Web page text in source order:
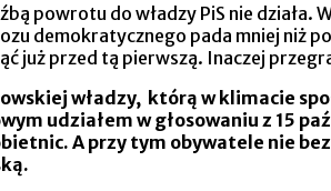
powrotu do władzy PiS nie
demokratycznego pada mniej niż
już przed tą pierwszą. Inaczej
władzy, którą w klimacie
udziałem w głosowaniu z 15
A przy tym obywatele nie